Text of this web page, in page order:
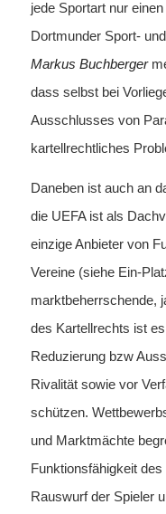
jede Sportart nur
Dortmunder Sport-
Markus Buchberger
dass selbst bei
Ausschlusses von
kartellrechtliches
Daneben ist auch an
die UEFA ist als
einzige Anbieter von
Vereine (siehe Ein-
marktbeherrschende,
des Kartellrechts ist
Reduzierung bzw
Rivalität sowie vor
schützen.
und Marktmächte
Funktionsfähigkeit
Rauswurf der Spieler